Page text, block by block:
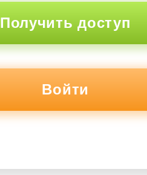
Получить доступ
Войти